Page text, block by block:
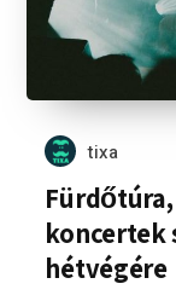
tixa
koncertek
hétvégére